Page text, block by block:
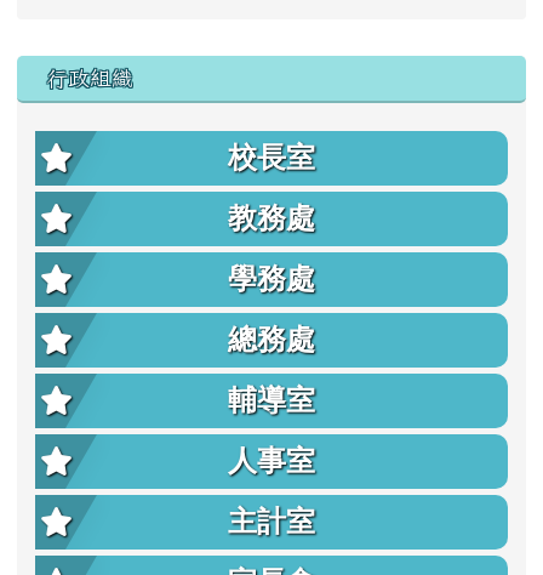
行政組織
校長室
教務處
學務處
總務處
輔導室
人事室
主計室